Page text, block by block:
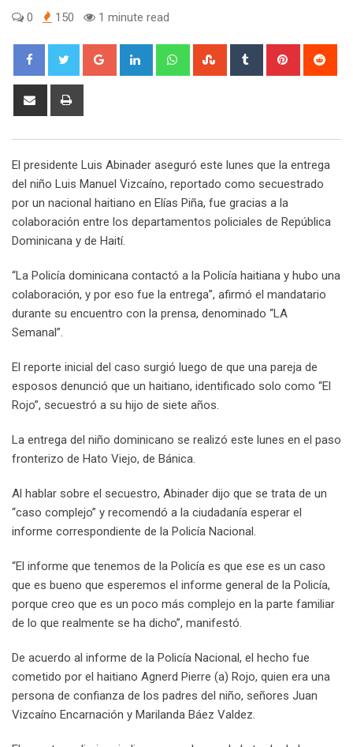
0 150 1 minute read
Google+ LinkedIn WhatsappStumbleUpon
Tumblr Pinterest
Share
El presidente Luis Abinader aseguró este lunes que la entrega
del niño Luis Manuel Vizcaíno, reportado como secuestrado
por un nacional haitiano en Elías Piña, fue gracias a la
colaboración entre los departamentos policiales de República
Dominicana y de Haití.
“La Policía dominicana contactó a la Policía haitiana y hubo una
colaboración, y por eso fue la entrega”, afirmó el mandatario
durante su encuentro con la prensa, denominado “LA
Semanal”.
El reporte inicial del caso surgió luego de que una pareja de
esposos denunció que un haitiano, identificado solo como “El
Rojo”, secuestró a su hijo de siete años.
La entrega del niño dominicano se realizó este lunes en el paso
fronterizo de Hato Viejo, de Bánica.
Al hablar sobre el secuestro, Abinader dijo que se trata de un
“caso complejo” y recomendó a la ciudadanía esperar el
informe correspondiente de la Policía Nacional.
“El informe que tenemos de la Policía es que ese es un caso
que es bueno que esperemos el informe general de la Policía,
porque creo que es un poco más complejo en la parte familiar
de lo que realmente se ha dicho”, manifestó.
De acuerdo al informe de la Policía Nacional, el hecho fue
cometido por el haitiano Agnerd Pierre (a) Rojo, quien era una
persona de confianza de los padres del niño, señores Juan
Vizcaíno Encarnación y Marilanda Báez Valdez.